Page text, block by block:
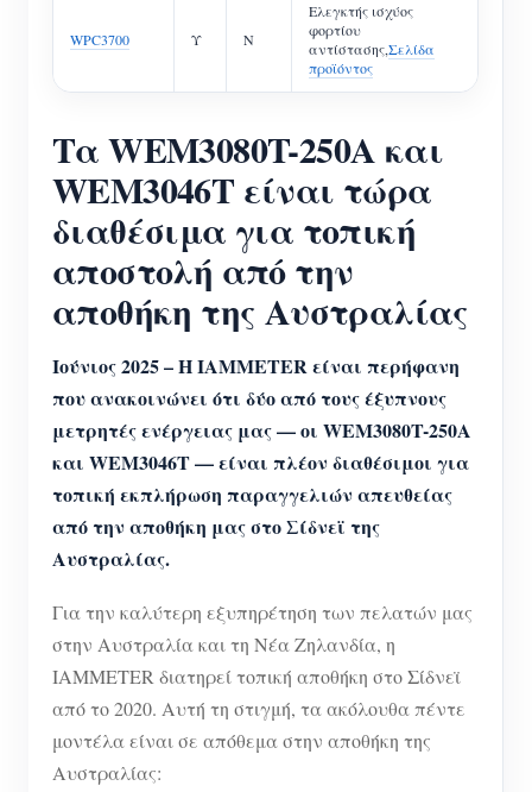
WPC3700 Υ Ν
Ελεγκτής ισχύος
φορτίου
αντίστασης,Σελίδα
προϊόντος
Τα WEM3080T-250A και
WEM3046T είναι τώρα
διαθέσιμα για τοπική
αποστολή από την
αποθήκη της Αυστραλίας
Ιούνιος 2025 – Η IAMMETER είναι περήφανη
που ανακοινώνει ότι δύο από τους έξυπνους
μετρητές ενέργειας μας — οι WEM3080T-250A
και WEM3046T — είναι πλέον διαθέσιμοι για
τοπική εκπλήρωση παραγγελιών απευθείας
από την αποθήκη μας στο Σίδνεϊ της
Αυστραλίας.
Για την καλύτερη εξυπηρέτηση των πελατών μας
στην Αυστραλία και τη Νέα Ζηλανδία, η
IAMMETER διατηρεί τοπική αποθήκη στο Σίδνεϊ
από το 2020. Αυτή τη στιγμή, τα ακόλουθα πέντε
μοντέλα είναι σε απόθεμα στην αποθήκη της
Αυστραλίας: